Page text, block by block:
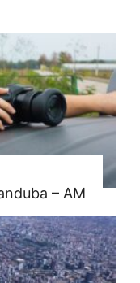
– AM